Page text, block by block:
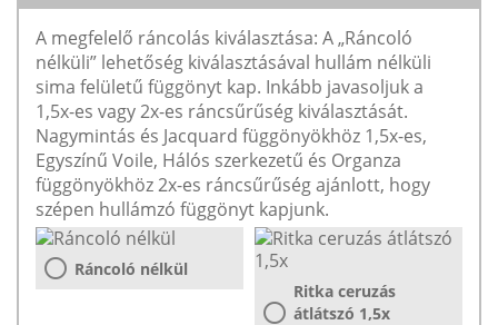
A megfelelő ráncolás kiválasztása: A „Ráncoló
nélküli” lehetőség kiválasztásával hullám nélküli
sima felületű függönyt kap. Inkább javasoljuk a
1,5x-es vagy 2x-es ráncsűrűség kiválasztását.
Nagymintás és Jacquard függönyökhöz 1,5x-es,
Egyszínű Voile, Hálós szerkezetű és Organza
függönyökhöz 2x-es ráncsűrűség ajánlott, hogy
szépen hullámzó függönyt kapjunk.
Ráncoló nélkül
Ritka ceruzás
átlátszó 1,5x